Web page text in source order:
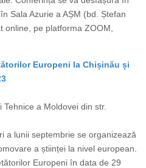
Sala Azurie a AȘM (bd. Ștefan
pe platforma ZOOM,
Europeni la Chișinău și
a Moldovei din str.
a lunii septembrie se organizează
a științei la nivel european.
Europeni în data de 29